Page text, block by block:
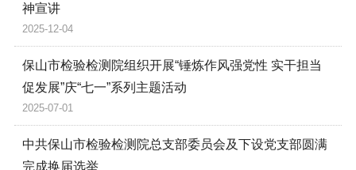
神宣讲
2025-12-04
保山市检验检测院组织开展“锤炼作风强党性 实干担当
促发展”庆“七一”系列主题活动
2025-07-01
中共保山市检验检测院总支部委员会及下设党支部圆满
完成换届选举